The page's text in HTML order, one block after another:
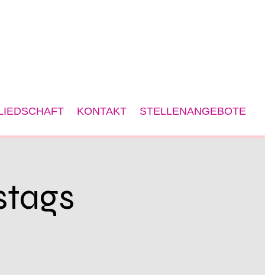
KONTAKT STELLENANGEBOTE